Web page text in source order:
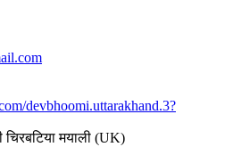
devbhoomi.uttarakhand.3?
मयाली (UK)